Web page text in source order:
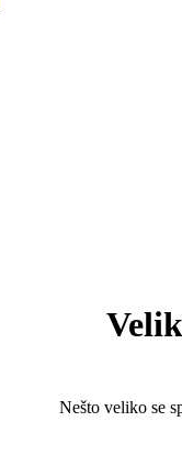
Nešto veliko se